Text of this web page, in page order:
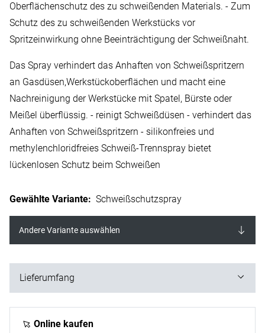
Oberflächenschutz des zu schweißenden Materials. - Zum
Schutz des zu schweißenden Werkstücks vor
Spritzeinwirkung ohne Beeinträchtigung der Schweißnaht.
Das Spray verhindert das Anhaften von Schweißspritzern
an Gasdüsen,Werkstückoberflächen und macht eine
Nachreinigung der Werkstücke mit Spatel, Bürste oder
Meißel überflüssig. - reinigt Schweißdüsen - verhindert das
Anhaften von Schweißspritzern - silikonfreies und
methylenchloridfreies Schweiß-Trennspray bietet
lückenlosen Schutz beim Schweißen
Gewählte Variante: Schweißschutzspray
Andere Variante auswählen
Lieferumfang
1x Schweißschutzspray
Online kaufen